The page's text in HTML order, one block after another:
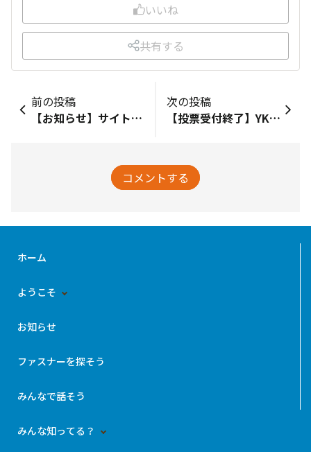
いいね
共有する
前の投稿
【お知らせ】サイトTOPページ改修しました
次の投稿
【投票受付終了】YKKはファスナーだけじゃない!? あなたの予想を教えてください！！
コメントする
ホーム
ようこそ
お知らせ
ファスナーを探そう
みんなで話そう
みんな知ってる？